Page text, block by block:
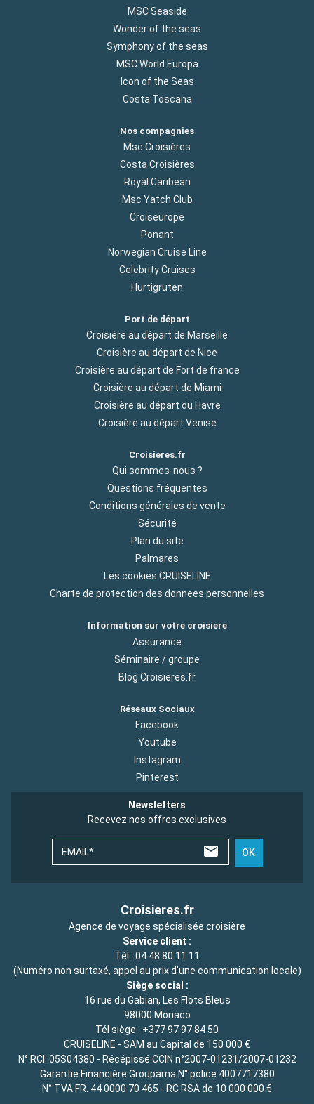
MSC Seaside
Wonder of the seas
Symphony of the seas
MSC World Europa
Icon of the Seas
Costa Toscana
Nos compagnies
Msc Croisières
Costa Croisières
Royal Caribean
Msc Yatch Club
Croiseurope
Ponant
Norwegian Cruise Line
Celebrity Cruises
Hurtigruten
Port de départ
Croisière au départ de Marseille
Croisière au départ de Nice
Croisière au départ de Fort de france
Croisière au départ de Miami
Croisière au départ du Havre
Croisière au départ Venise
Croisieres.fr
Qui sommes-nous ?
Questions fréquentes
Conditions générales de vente
Sécurité
Plan du site
Palmares
Les cookies CRUISELINE
Charte de protection des donnees personnelles
Information sur votre croisiere
Assurance
Séminaire / groupe
Blog Croisieres.fr
Réseaux Sociaux
Facebook
Youtube
Instagram
Pinterest
Newsletters
Recevez nos offres exclusives
EMAIL* OK
Croisieres.fr
Agence de voyage spécialisée croisière
Service client :
Tél : 04 48 80 11 11
(Numéro non surtaxé, appel au prix d'une communication locale)
Siège social :
16 rue du Gabian, Les Flots Bleus
98000 Monaco
Tél siège : +377 97 97 84 50
CRUISELINE - SAM au Capital de 150 000 €
N° RCI: 05S04380 - Récépissé CCIN n°2007-01231/2007-01232
Garantie Financière Groupama N° police 4007717380
N° TVA FR. 44 0000 70 465 - RC RSA de 10 000 000 €